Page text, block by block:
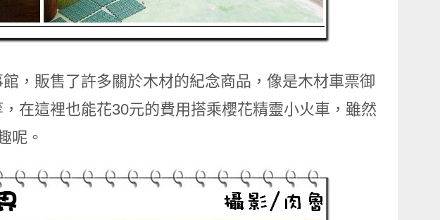
，販售了許多關於木材的紀念商品，像是木材車票御
在這裡也能花30元的費用搭乘櫻花精靈小火車，雖然
呢。